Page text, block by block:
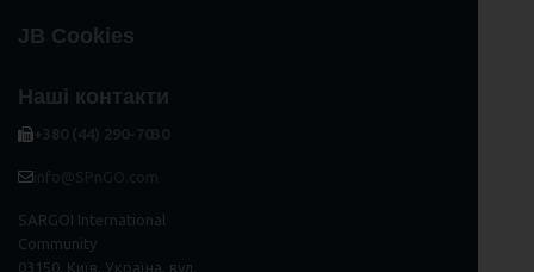
JB Cookies
Наші контакти
SARGOI International
Community
03150, Київ, Україна, вул.